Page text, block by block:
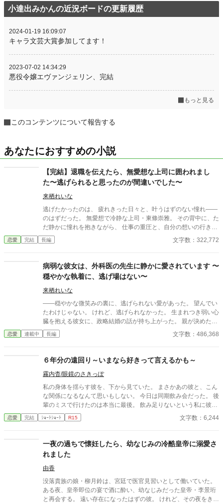
小達出みかんの近況ボードの更新履歴
2024-01-19 16:09:07
キャラ文芸大賞参加してます！
2023-07-02 14:34:29
悪役令嬢エヴァンジェリン、完結
もっと見る
このコンテンツについて報告する
あなたにおすすめの小説
【完結】退職を伝えたら、無愛想な上司に囲われまし
た〜逃げられると思ったのが間違いでした〜
来栖れいな
逃げたかったのは、 疲れきった日々と、叶うはずのない憧れ――
のはずだった。 無愛想で冷静な上司・東條崇雅。 その背中に、た
だ静かに憧れを抱きながら、 仕事の重圧と、自分の想いの行き場
に限界を感じて、私は退職を申し出た。 けれど―― そこから、彼
の態度は変わり始めた。 苦手な仕事から外され、 負担を減らさ
めない」 そんな言葉すらないのに、 無言の圧力と、不器用な優し
さが、私を縛りつけていく。 これは愛？ それともただの執着？
じれじれと、甘く、不器用に。 二人の距離は、静かに、でも確か
に近づいていく――。 無愛想な上司に、心ごと囲い込まれる、じ
れじれ溺愛・執着オフィスラブ。 ※この物語はフィクションで
す。 登場する人物・団体・名称・出来事などはすべて架空であ
り、実在のものとは一切関係ありません。
恋愛 完結 長編 文字数：322,772
病弱な彼女は、外科医の先生に静かに愛されています 〜
穏やかな執着に、逃げ場はない〜
来栖れいな
――穏やかな微笑みの裏に、逃げられない愛があった。 望んでい
たわけじゃない。 けれど、逃げられなかった。 生まれつき弱い心
臓を抱える彼女に、政略結婚の話が持ち上がった。 親が決めた未
来なんて、受け入れられるはずがない。 無表情な彼の穏やかさ
が、余計に腹立たしかった。 それでも――彼だけは違った。 優し
関係は、少しずつ形を変えていく。 これは束縛？ それとも、本
※この物語はフィクションです。 登場する人物・団体・名称・出
来事などはすべて架空であり、実在のものとは一切関係ありませ
ん。
恋愛 連載中 長編 文字数：486,368
６年分の遠回り～いまなら好きって言えるかも～
霧内杳/眼鏡のさきっぽ
私の身体を揺らす彼を、下から見ていた。 まさかあの彼と、こん
な関係になるなんて思いもしない。 今日は同期飲み会だった。 後
輩のミスで行けたのは本当に最後。 飲み足りないという私に彼は
付き合ってくれた。 彼とは入社当時、部署は違ったが同じ仕事に
携わっていた。 きっとあの頃のわたしは、彼が好きだったんだと
のせいで、その一線は越えられなかった。 でも、あれから変わっ
た私なら……。 ****** 2021/05/29 公開 ****** 表紙 いもこは妹
pixivID:11163077
恋愛 完結 ｼｮｰﾄｼｮｰﾄ R15 文字数：6,244
一夜の過ちで懐妊したら、幼なじみの冷酷皇帝に溺愛さ
れました
由香
没落貴族の娘・柳月鈴は、宮廷で医官見習いとして働いていた。
ある夜、皇帝即位の宴で酒に酔い、幼なじみだった皇帝・李景珩
と再会する。 遠い存在になったはずの彼。 けれど、その夜をきっ